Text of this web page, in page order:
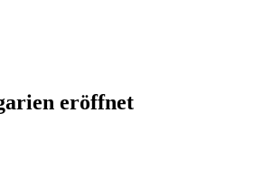
eröffnet